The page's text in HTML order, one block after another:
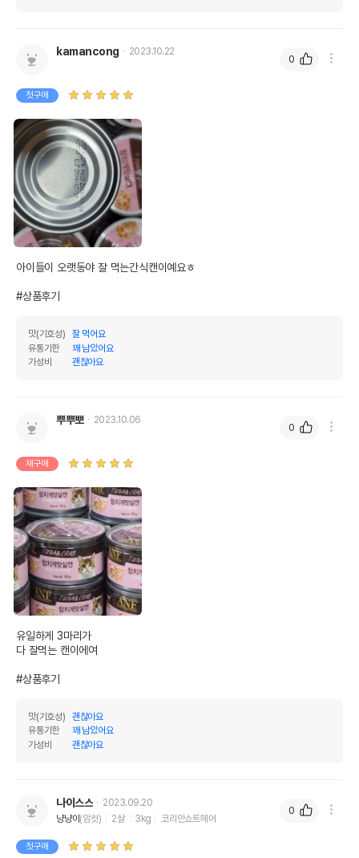
kamancong 2023.10.22
첫구매
아이들이 오랫동야 잘 먹는간식캔이예요ㅎ
#상품후기
맛(기호성)
잘 먹어요
유통기한
꽤 남았어요
가성비
괜찮아요
0
뿌뿌뽀 2023.10.06
재구매
유일하게 3마리가
다 잘먹는 캔이에여
#상품후기
맛(기호성)
괜찮아요
유통기한
꽤 남았어요
가성비
괜찮아요
0
나이스스
2023.09.20
냥냥이(암컷) 2살 3kg 코리안쇼트헤어
첫구매
0